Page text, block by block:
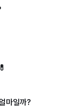
마일까?